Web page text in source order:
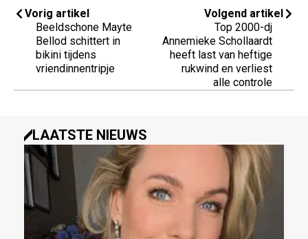
Vorig artikel
Beeldschone Mayte
Bellod schittert in
bikini tijdens
vriendinnentripje
Volgend artikel
Top 2000-dj
Annemieke Schollaardt
heeft last van heftige
rukwind en verliest
alle controle
LAATSTE NIEUWS